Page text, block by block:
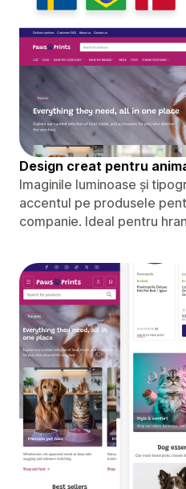
Design creat pentru
Imaginile luminoase și
accentul pe produsele
companie. Ideal pentru